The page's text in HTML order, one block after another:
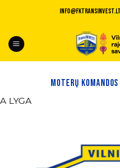
MOTERŲ
A LYGA